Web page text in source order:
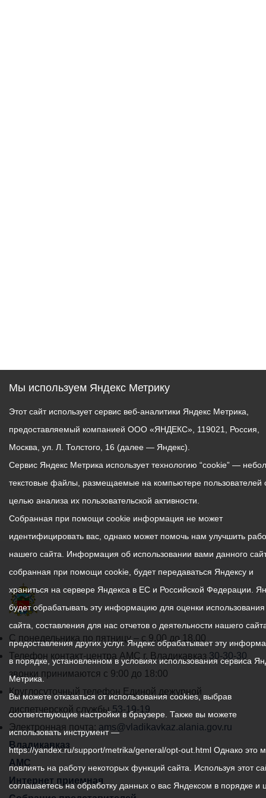
График
работы
администрации
местного
самоуправления
города
Владикавказ:
С понедельника по пятницу – с 9.00 до 18.00
Телефон контакт-центра АМС г. Владикавказ 30-30-30
звонки принимаются с 9:00 до 18:00
Круглосуточный телефон Единой дежурной
диспетчерской службы53-19-19
Электронная почта: ams@vladikavkaz.alania.gov.ru
Владикавказ
АМС
Интернет приемная
Мы используем Яндекс Метрику
Этот сайт использует сервис веб-аналитики Яндекс Метрика,
предоставляемый компанией ООО «ЯНДЕКС», 119021, Россия,
Москва, ул. Л. Толстого, 16 (далее — Яндекс).
Сервис Яндекс Метрика использует технологию “cookie” —
текстовые файлы, размещаемые на компьютере пользователей
целью анализа их пользовательской активности.
Собранная при помощи cookie информация не может
идентифицировать вас, однако может помочь нам улучшить
нашего сайта. Информация об использовании вами данного
собранная при помощи cookie, будет передаваться Яндексу и
храниться на сервере Яндекса в ЕС и Российской Федерации.
будет обрабатывать эту информацию для оценки
сайта, составления для нас отчетов о деятельности нашего
предоставления других услуг. Яндекс обрабатывает эту
в порядке, установленном в условиях использования сервиса
Метрика.
Вы можете отказаться от использования cookies, выбрав
соответствующие настройки в браузере. Также вы можете
использовать инструмент —
https://yandex.ru/support/metrika/general/opt-out.html Однако это
повлиять на работу некоторых функций сайта. Используя этот
соглашаетесь на обработку данных о вас Яндексом в порядке и